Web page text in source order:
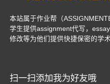
本站属于作业帮（
学生提供assignment代写，
修改等为他们提供快捷保密的学
扫一扫添加我为好友哦